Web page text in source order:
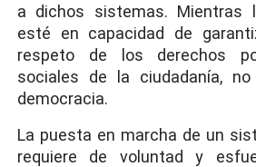
a dichos sistemas. Mientras
esté en capacidad de
respeto de los derechos
sociales de la ciudadanía,
democracia.
La puesta en marcha de un
requiere de voluntad y